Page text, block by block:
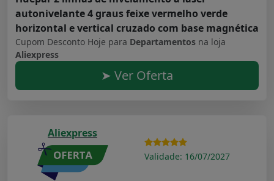
autonivelante 4 graus feixe vermelho verde
horizontal e vertical cruzado com base magnética
Cupom Desconto Hoje para Departamentos na loja
Aliexpress
➤ Ver Oferta
Aliexpress
Validade: 16/07/2027